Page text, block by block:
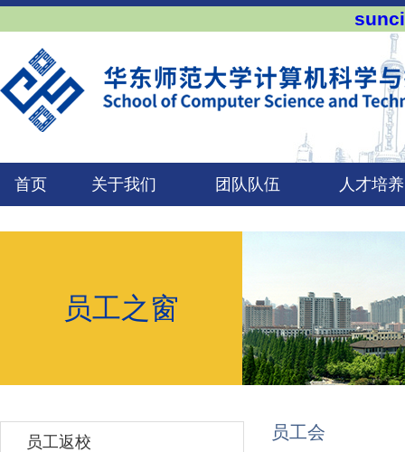
首页 关于我们 团队队伍 人才培养
员工之窗
员工返校 员工会